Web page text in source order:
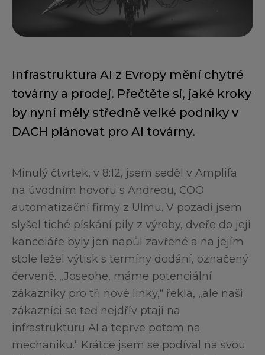
Infrastruktura AI z Evropy mění chytré
továrny a prodej. Přečtěte si, jaké kroky
by nyní měly středně velké podniky v
DACH plánovat pro AI továrny.
Minulý čtvrtek, v 8:12, jsem seděl v Amplifa
na úvodním hovoru s Andreou, COO
automatizační firmy z Ulmu. V pozadí jsem
slyšel tiché pískání pily z výroby, dveře do její
kanceláře byly jen napůl zavřené a na jejím
stole ležel výtisk s termíny dodání, označený
červeně. „Josephe, máme potenciální
zákazníky pro tři nové linky,“ řekla, „ale naši
zákazníci se teď nejdřív ptají na
infrastrukturu AI a teprve potom na
mechaniku.“ Krátce jsem se podíval na svou